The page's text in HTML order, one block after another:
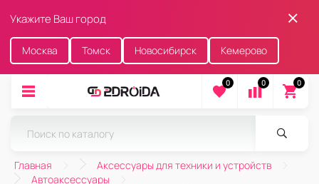
Укажите Ваш город
Москва Томск Новосибирск Кемерово
0 0 0
Главная
Аксессуары для техники и устройств
Автоаксессуары